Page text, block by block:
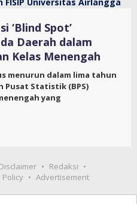
‘Blind Spot’
Daerah dalam
Kelas Menengah
menurun dalam lima tahun
Pusat Statistik (BPS)
yang
Disclaimer
Redaksi
Policy Advertisement